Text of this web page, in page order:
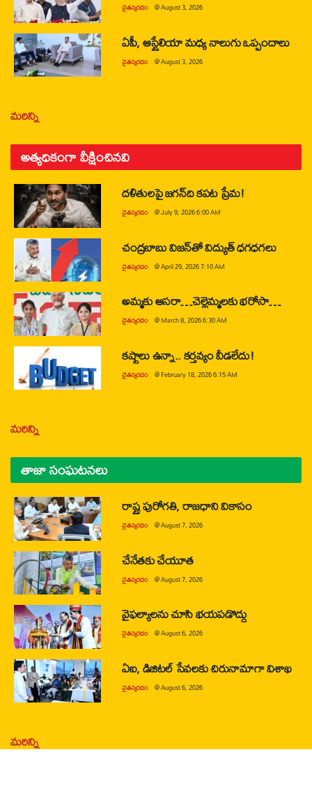
చైతన్యరధం @August 3, 2026
ఏపీ, ఆస్ట్రేలియా మధ్య నాలుగు ఒప్పందాలు
చైతన్యరధం @August 3, 2026
మరిన్ని
అత్యధికంగా వీక్షించినవి
దళితులపై జగన్‌ది కపట ప్రేమ!
చైతన్యరధం @July 9, 2026 6:00 AM
చంద్రబాబు విజన్‌తో విద్యుత్ ధగధగలు
చైతన్యరధం @April 29, 2026 7:10 AM
అమ్మకు ఆసరా…చెల్లెమ్మలకు భరోసా…
చైతన్యరధం @March 8, 2026 6:30 AM
కష్టాలు ఉన్నా.. కర్తవ్యం వీడలేదు!
చైతన్యరధం @February 18, 2026 6:15 AM
మరిన్ని
తాజా సంఘటనలు
రాష్ట్ర పురోగతి, రాజధాని వికాసం
చైతన్యరధం @August 7, 2026
చేనేతకు చేయూత
చైతన్యరధం @August 7, 2026
వైఫల్యాలను చూసి భయపడొద్దు
చైతన్యరధం @August 6, 2026
ఏఐ, డిజిటల్ సేవలకు చిరునామాగా విశాఖ
చైతన్యరధం @August 6, 2026
మరిన్ని